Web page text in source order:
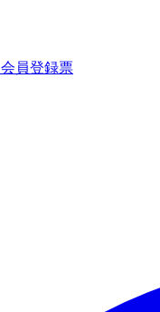
会員登録票